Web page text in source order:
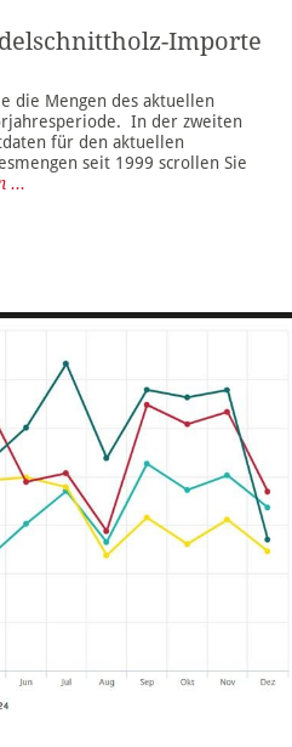
Importe
die Mengen des aktuellen
In der zweiten
für den aktuellen
seit 1999 scrollen Sie
...